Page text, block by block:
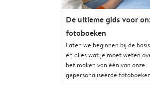
De ultieme gids voor
fotoboeken
Laten we beginnen bij de basis
en alles wat je moet weten
het maken van één van onze
gepersonaliseerde